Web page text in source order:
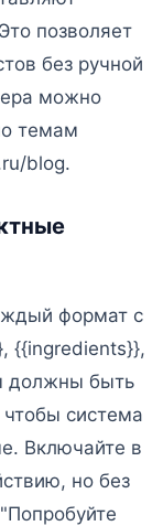
позволяет
без ручной
можно
темам
blog.
формат с
{{ingredients}},
должны быть
система
Включайте в
но без